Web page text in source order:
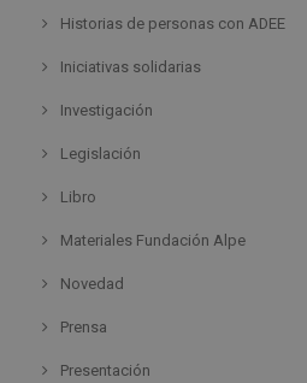
Historias de personas con ADEE
Iniciativas solidarias
Investigación
Legislación
Libro
Materiales Fundación Alpe
Novedad
Prensa
Presentación